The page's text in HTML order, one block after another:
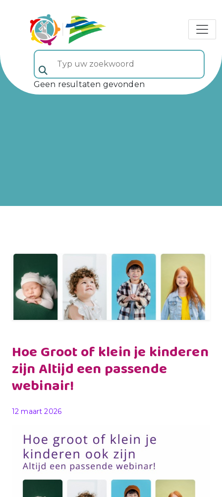
Typ uw zoekwoord (veld 5)
Geen resultaten gevonden
Hoe Groot of klein je kinderen
zijn Altijd een passende
webinair!
Gepubliceerd op
12 maart 2026